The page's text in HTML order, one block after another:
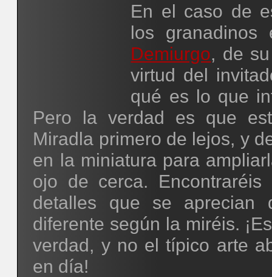
En el caso de
los granadinos
Demiurgo, de
virtud del
qué es lo que
Pero la verdad es que
Miradla primero de lejos, y
en la miniatura para
ojo de cerca.
detalles que se aprecian
diferente según la miréis.
verdad, y no el típico arte
en día!